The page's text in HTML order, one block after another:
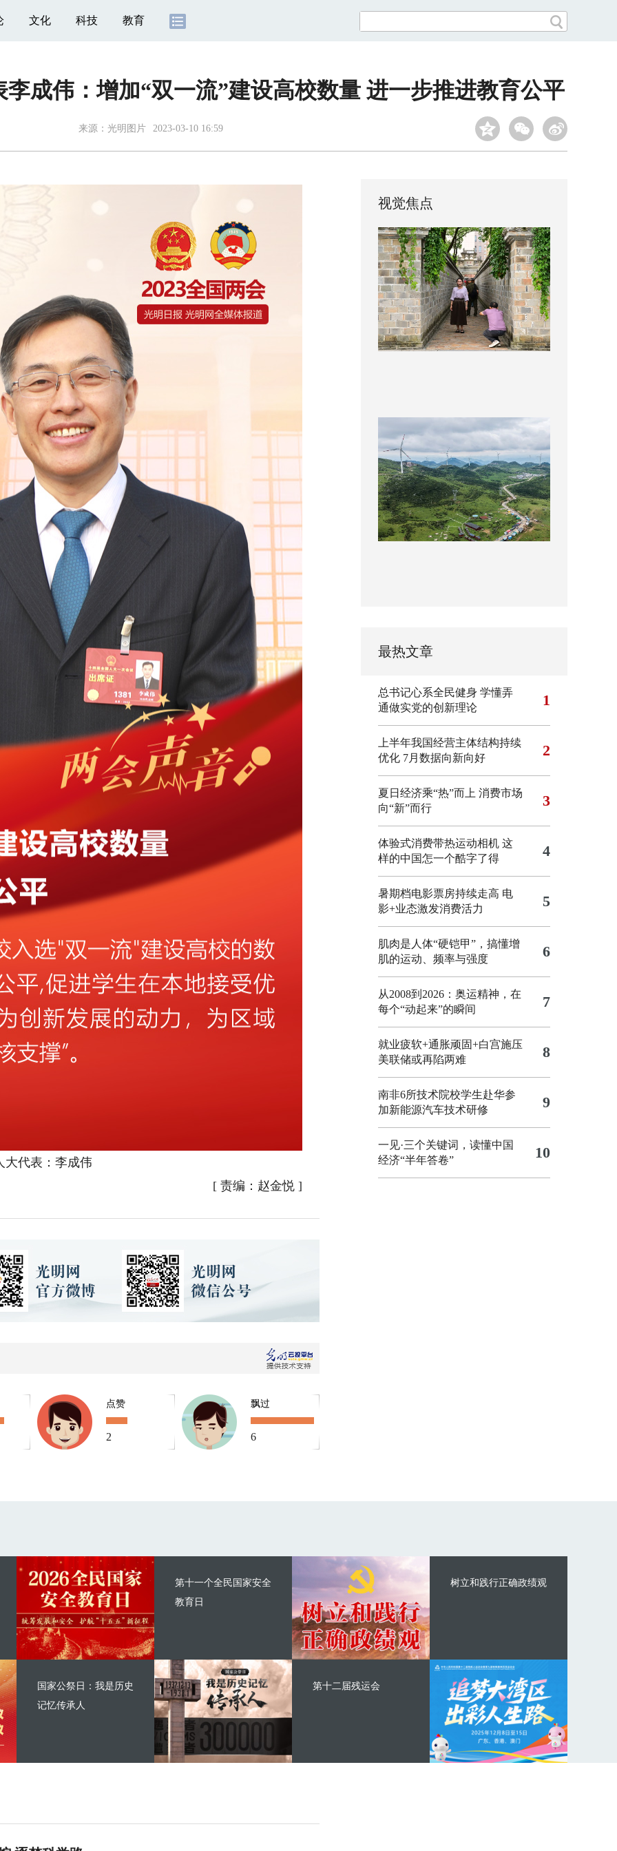
文化 科技 教育
成伟：增加“双一流”建设高校数量 进一步推进教育公平
来源： 光明图片 2023-03-10 16:59
大代表：李成伟
[ 责编：赵金悦]
点赞
2
飘过
6
视觉焦点
最热文章
总书记心系全民健身 学懂弄
通做实党的创新理论
1
上半年我国经营主体结构持续
优化 7月数据向新向好 2
夏日经济乘“热”而上 消费市场
向“新”而行
3
体验式消费带热运动相机 这
样的中国怎一个酷字了得
4
暑期档电影票房持续走高 电
影+业态激发消费活力
5
肌肉是人体“硬铠甲”，搞懂增
肌的运动、频率与强度
6
从2008到2026：奥运精神，在
每个“动起来”的瞬间
7
就业疲软+通胀顽固+白宫施压
美联储或再陷两难
8
南非6所技术院校学生赴华参
加新能源汽车技术研修
9
一见·三个关键词，读懂中国
经济“半年答卷”
10
第十一个全民国家安全
教育日
国家公祭日：我是历史
记忆传承人
树立和践行正确政绩观
第十二届残运会